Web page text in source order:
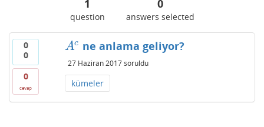
1
question
0
answers selected
0
0
0
cevap
Ac
Ac ne anlama geliyor?
27 Haziran 2017 soruldu
kümeler